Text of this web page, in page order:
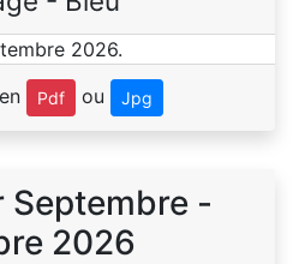
Pdf ou Jpg
Septembre -
2026